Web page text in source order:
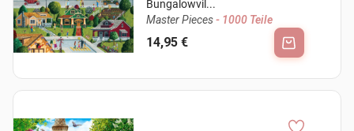
Bungalowvil...
Master Pieces- 1000 Teile
14,95 €